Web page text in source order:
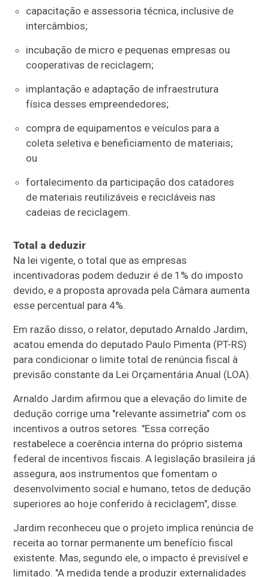
capacitação e assessoria técnica, inclusive de
intercâmbios;
incubação de micro e pequenas empresas ou
cooperativas de reciclagem;
implantação e adaptação de infraestrutura
física desses empreendedores;
compra de equipamentos e veículos para a
coleta seletiva e beneficiamento de materiais;
ou
fortalecimento da participação dos catadores
de materiais reutilizáveis e recicláveis nas
cadeias de reciclagem.
Total a deduzir
Na lei vigente, o total que as empresas
incentivadoras podem deduzir é de 1% do imposto
devido, e a proposta aprovada pela Câmara aumenta
esse percentual para 4%.
Em razão disso, o relator, deputado Arnaldo Jardim,
acatou emenda do deputado Paulo Pimenta (PT-RS)
para condicionar o limite total de renúncia fiscal à
previsão constante da Lei Orçamentária Anual (LOA).
Arnaldo Jardim afirmou que a elevação do limite de
dedução corrige uma "relevante assimetria" com os
incentivos a outros setores. "Essa correção
restabelece a coerência interna do próprio sistema
federal de incentivos fiscais. A legislação brasileira já
assegura, aos instrumentos que fomentam o
desenvolvimento social e humano, tetos de dedução
superiores ao hoje conferido à reciclagem", disse.
Jardim reconheceu que o projeto implica renúncia de
receita ao tornar permanente um benefício fiscal
existente. Mas, segundo ele, o impacto é previsível e
limitado. "A medida tende a produzir externalidades